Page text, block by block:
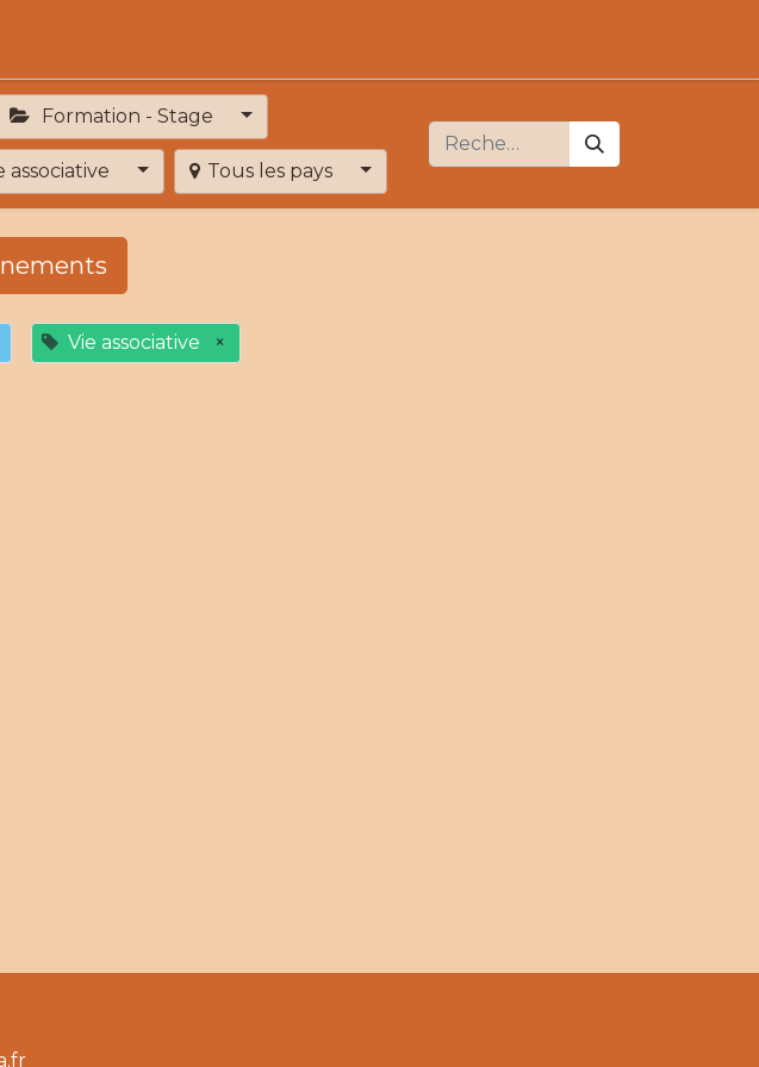
Formation - Stage
associative Tous les pays
Vie associative ×